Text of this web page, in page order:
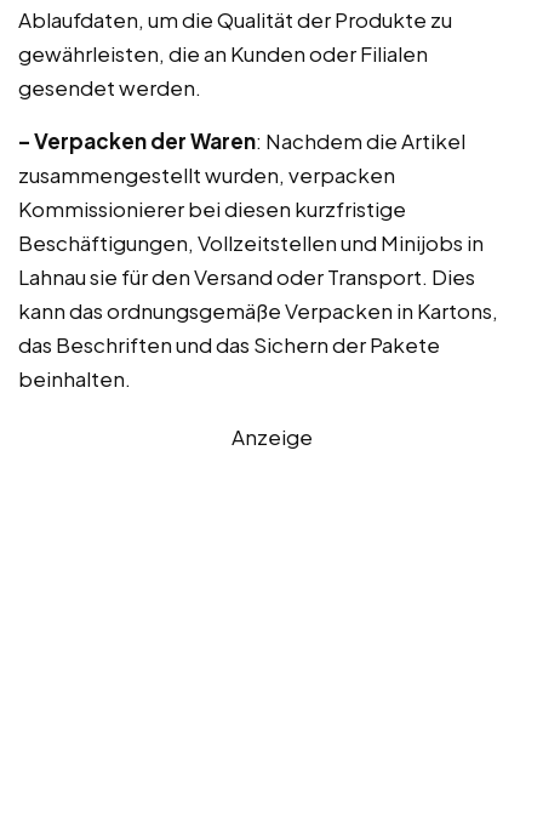
Ablaufdaten, um die Qualität der Produkte zu
gewährleisten, die an Kunden oder Filialen
gesendet werden.
– Verpacken der Waren: Nachdem die Artikel
zusammengestellt wurden, verpacken
Kommissionierer bei diesen kurzfristige
Beschäftigungen, Vollzeitstellen und Minijobs in
Lahnau sie für den Versand oder Transport. Dies
kann das ordnungsgemäße Verpacken in Kartons,
das Beschriften und das Sichern der Pakete
beinhalten.
Anzeige